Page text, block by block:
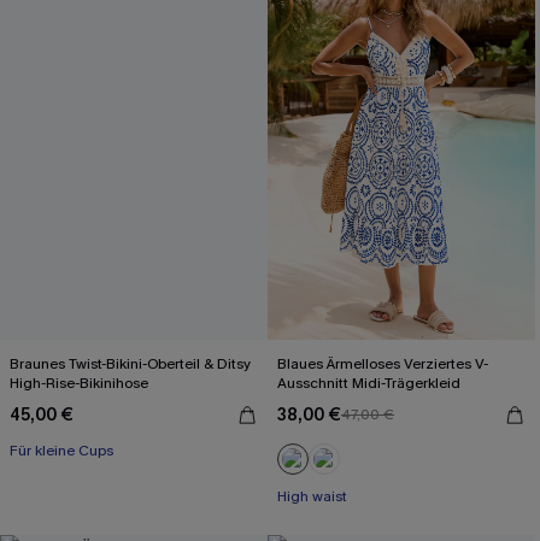
Braunes Twist-Bikini-Oberteil & Ditsy
High-Rise-Bikinihose
45,00 €
Für kleine Cups
Blaues Ärmelloses Verziertes V-
Ausschnitt Midi-Trägerkleid
38,00 €47,00 €
High waist